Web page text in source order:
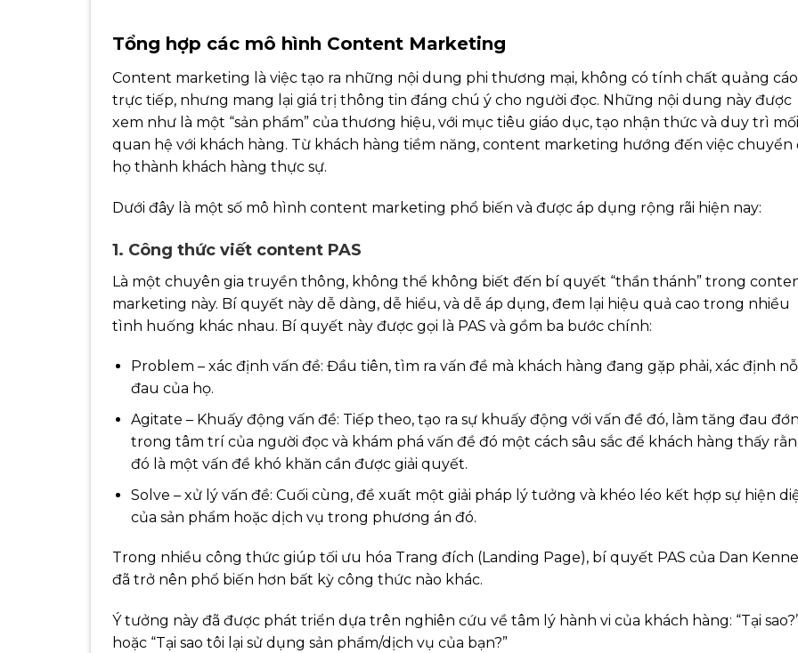
Tổng hợp các mô hình Content Marketing
Content marketing là việc tạo ra những nội dung phi thương mại, không có tính chất quảng cáo
trực tiếp, nhưng mang lại giá trị thông tin đáng chú ý cho người đọc. Những nội dung này được
xem như là một “sản phẩm” của thương hiệu, với mục tiêu giáo dục, tạo nhận thức và duy trì mối
quan hệ với khách hàng. Từ khách hàng tiềm năng, content marketing hướng đến việc chuyển
họ thành khách hàng thực sự.
Dưới đây là một số mô hình content marketing phổ biến và được áp dụng rộng rãi hiện nay:
1. Công thức viết content PAS
Là một chuyên gia truyền thông, không thể không biết đến bí quyết “thần thánh” trong
marketing này. Bí quyết này dễ dàng, dễ hiểu, và dễ áp dụng, đem lại hiệu quả cao trong nhiều
tình huống khác nhau. Bí quyết này được gọi là PAS và gồm ba bước chính:
Problem – xác định vấn đề: Đầu tiên, tìm ra vấn đề mà khách hàng đang gặp phải, xác định
đau của họ.
Agitate – Khuấy động vấn đề: Tiếp theo, tạo ra sự khuấy động với vấn đề đó, làm tăng đau đớn
trong tâm trí của người đọc và khám phá vấn đề đó một cách sâu sắc để khách hàng thấy
đó là một vấn đề khó khăn cần được giải quyết.
Solve – xử lý vấn đề: Cuối cùng, đề xuất một giải pháp lý tưởng và khéo léo kết hợp sự hiện
của sản phẩm hoặc dịch vụ trong phương án đó.
Trong nhiều công thức giúp tối ưu hóa Trang đích (Landing Page), bí quyết PAS của Dan
đã trở nên phổ biến hơn bất kỳ công thức nào khác.
Ý tưởng này đã được phát triển dựa trên nghiên cứu về tâm lý hành vi của khách hàng: “Tại
hoặc “Tại sao tôi lại sử dụng sản phẩm/dịch vụ của bạn?”